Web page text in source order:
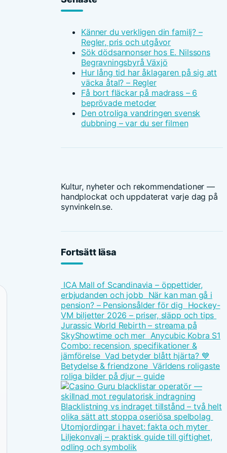
Känner du verkligen din familj? –
Regler, pris och utgåvor
Sök dödsannonser hos E. Nilssons
Begravningsbyrå Växjö
Hur lång tid har åklagaren på sig att
väcka åtal? – Regler
Få bort fläckar på madrass – 6
beprövade metoder
Den otroliga vandringen svensk
dubbning – var du ser filmen
Kultur, nyheter och rekommendationer —
handplockat och uppdaterat varje dag på
synvinkeln.se.
Fortsätt läsa
ICA Mall of Scandinavia – öppettider,
erbjudanden och jobb När kan man gå i
pension? – Pensionsålder för dig Hockey-
VM biljetter 2026 – priser, släpp och tips
Jurassic World Rebirth – streama på
SkyShowtime och mer Anycubic Kobra S1
Combo: recension, specifikationer &
jämförelse Vad betyder blått hjärta? 💙
Betydelse & friendzone Världens roligaste
roliga bilder på djur – guide
Blacklistning vs indraget tillstånd – två helt
olika sätt att stoppa oseriösa spelbolag
Utomjordingar i havet: fakta och myter
Liljekonvalj – praktisk guide till giftighet,
odling och symbolik